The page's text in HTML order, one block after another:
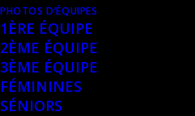
PHOTOS D’ÉQUIPES
1ÈRE ÉQUIPE
2ÈME ÉQUIPE
3ÈME ÉQUIPE
FÉMININES
SÉNIORS